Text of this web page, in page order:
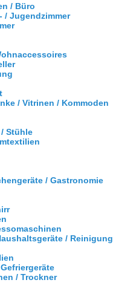
/ Büro
/ Jugendzimmer
/ Vitrinen / Kommoden
Stühle
/ Gastronomie
/ Reinigung
/ Trockner